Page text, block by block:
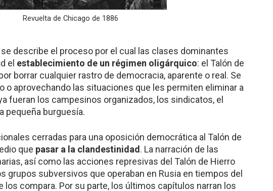
Revuelta de Chicago de 1886
describe el proceso por el cual las clases dominantes
el establecimiento de un régimen oligárquico: el Talón de
borrar cualquier rastro de democracia, aparente o real. Se
o aprovechando las situaciones que les permiten eliminar a
fueran los campesinos organizados, los sindicatos, el
pequeña burguesía.
cerradas para una oposición democrática al Talón de
que pasar a la clandestinidad . La narración de las
así como las acciones represivas del Talón de Hierro
grupos subversivos que operaban en Rusia en tiempos del
los compara. Por su parte, los últimos capítulos narran los